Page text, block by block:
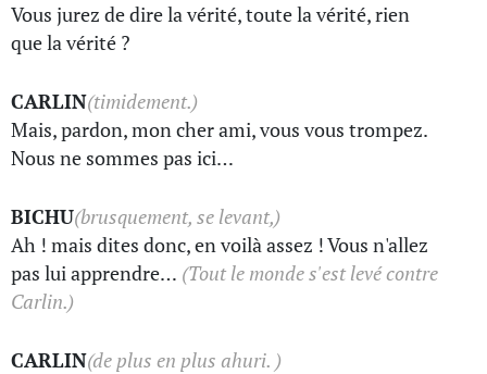
Vous jurez de dire la vérité, toute la vérité, rien
que la vérité ?
CARLIN(timidement.)
Mais, pardon, mon cher ami, vous vous trompez.
Nous ne sommes pas ici…
BICHU(brusquement, se levant,)
Ah ! mais dites donc, en voilà assez ! Vous n'allez
pas lui apprendre… (Tout le monde s'est levé contre
Carlin.)
CARLIN(de plus en plus ahuri. )